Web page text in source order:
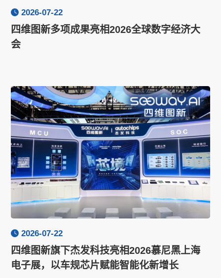
2026-07-22
四维图新多项成果亮相2026全球数字经济大
会
2026-07-22
四维图新旗下杰发科技亮相2026慕尼黑上海
电子展，以车规芯片赋能智能化新增长